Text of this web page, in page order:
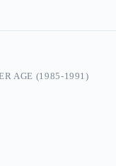
AGE (1985-1991)